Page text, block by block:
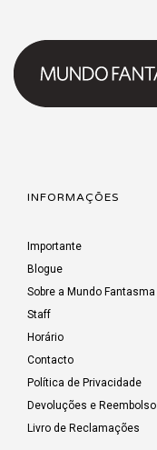
INFORMAÇÕES
Importante
Blogue
Sobre a Mundo Fantasma
Staff
Horário
Contacto
Política de Privacidade
Devoluções e Reembolso
Livro de Reclamações